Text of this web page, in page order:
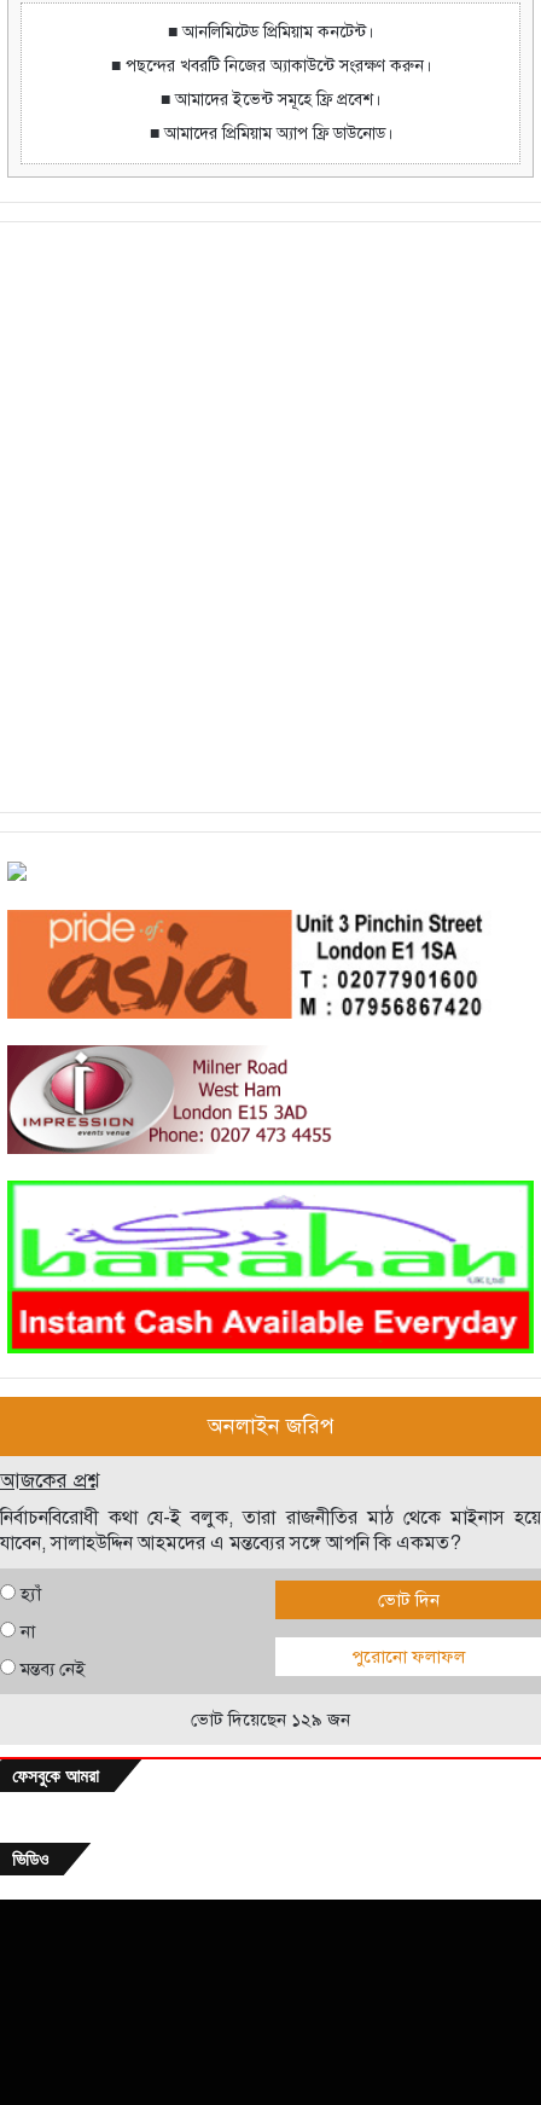
■ আনলিমিটেড প্রিমিয়াম কনটেন্ট।
■ পছন্দের খবরটি নিজের অ্যাকাউন্টে সংরক্ষণ করুন।
■ আমাদের ইভেন্ট সমূহে ফ্রি প্রবেশ।
■ আমাদের প্রিমিয়াম অ্যাপ ফ্রি ডাউনোড।
অনলাইন জরিপ
আজকের প্রশ্ন
নির্বাচনবিরোধী কথা যে-ই বলুক, তারা রাজনীতির মাঠ থেকে মাইনাস হয়ে
যাবেন, সালাহউদ্দিন আহমদের এ মন্তব্যের সঙ্গে আপনি কি একমত?
হ্যাঁ
না
মন্তব্য নেই
ভোট দিন
পুরোনো ফলাফল
ভোট দিয়েছেন ১২৯ জন
ফেসবুকে আমরা
ভিডিও